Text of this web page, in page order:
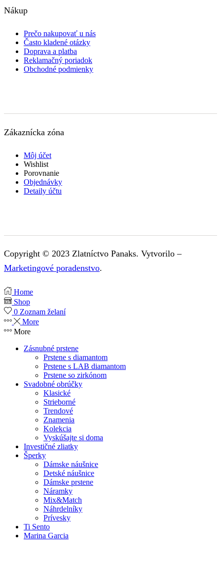
Nákup
Prečo nakupovať u nás
Často kladené otázky
Doprava a platba
Reklamačný poriadok
Obchodné podmienky
Zákaznícka zóna
Môj účet
Wishlist
Porovnanie
Objednávky
Detaily účtu
Copyright © 2023 Zlatníctvo Panaks. Vytvorilo –
Marketingové poradenstvo.
Home
Shop
0 Zoznam želaní
More
More
Zásnubné prstene
Prstene s diamantom
Prstene s LAB diamantom
Prstene so zirkónom
Svadobné obrúčky
Klasické
Strieborné
Trendové
Znamenia
Kolekcia
Vyskúšajte si doma
Investičné zliatky
Šperky
Dámske náušnice
Detské náušnice
Dámske prstene
Náramky
Mix&Match
Náhrdelníky
Prívesky
Ti Sento
Marina Garcia